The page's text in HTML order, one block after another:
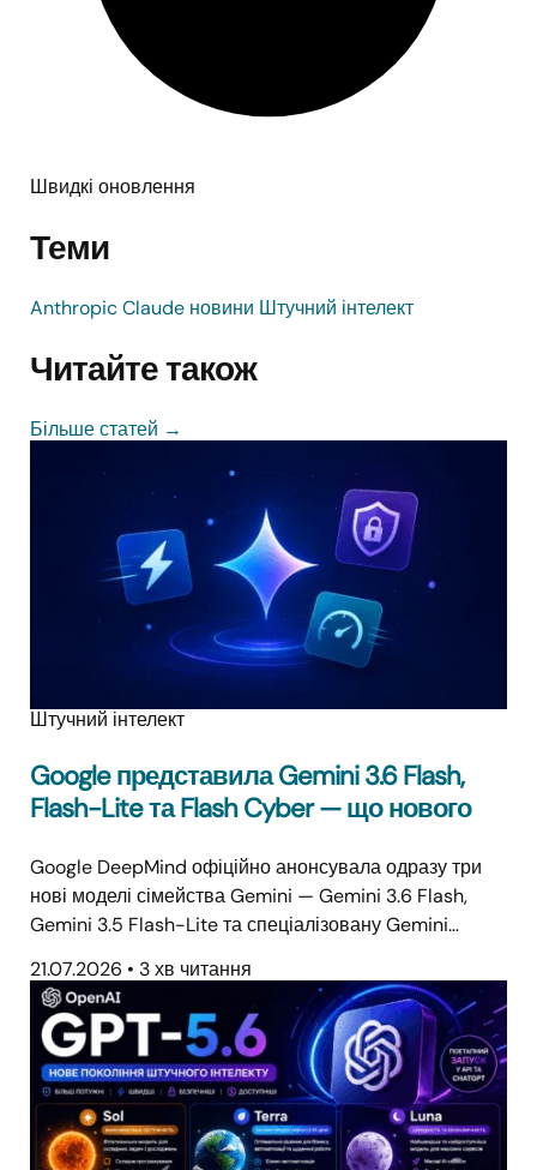
Швидкі оновлення
Теми
AnthropicClaude новини Штучний інтелект
Читайте також
Більше статей →
Штучний інтелект
Google представила Gemini 3.6 Flash,
Flash-Lite та Flash Cyber — що нового
Google DeepMind офіційно анонсувала одразу три
нові моделі сімейства Gemini — Gemini 3.6 Flash,
Gemini 3.5 Flash-Lite та спеціалізовану Gemini…
21.07.2026 • 3 хв читання